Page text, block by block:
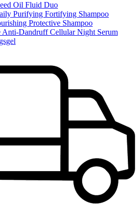
Oil Fluid Duo
Purifying Fortifying Shampoo
Protective Shampoo
Anti-Dandruff Cellular Night Serum